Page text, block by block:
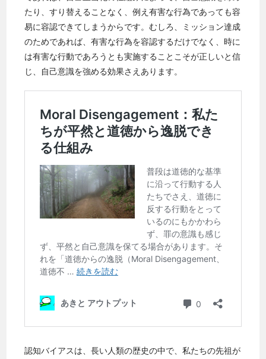
たり、すり替えることなく、例え有害な行為であっても容
易に容認できてしまうからです。むしろ、ミッション達成
のためであれば、有害な行為を容認するだけでなく、時に
は有害な行動であろうとも実施することこそが正しいと信
じ、自己意識を強める効果さえあります。
認知バイアスは、長い人類の歴史の中で、私たちの先祖が